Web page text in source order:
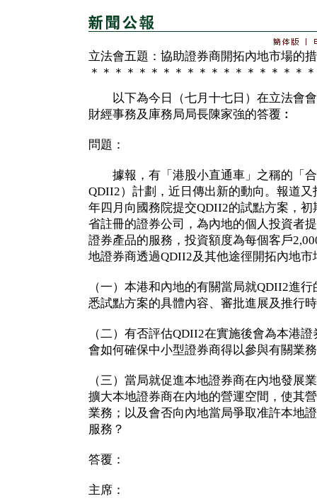
立法會五題：協助證券商開拓內地市場的
＊＊＊＊＊＊＊＊＊＊＊＊＊＊＊＊＊＊
以下為今日（七月十七日）在立法會會
財經事務及庫務局局長陳家強的答覆︰
問題：
據報，有「港股小直通車」之稱的「合
QDII2）計劃，近日傳出新的動向。報道
年四月向國務院提交QDII2的試點方案，
省註冊的證券公司，為內地的個人投資者
證券產品的服務，投資額度為每個客戶
地證券商透過QDII2及其他途徑開拓內地
（一）本港和內地的有關當局就QDII2進
悉試點方案的具體內容、審批進展及推行
（二）有否評估QDII2在實施後會為本港
會如何確保中小型證券商得以參與有關業
（三）當局就促進本地證券商在內地發展
擴大本地證券商在內地的營運空間，使其
業務；以及會否向內地當局爭取准許本地
服務？
答覆：
主席：